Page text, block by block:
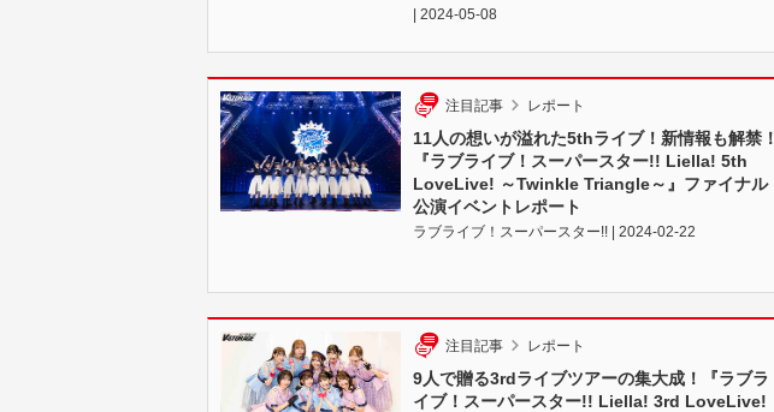
| 2024-05-08
注目記事 レポート
11人の想いが溢れた5thライブ！新情報も解禁！
『ラブライブ！スーパースター!! Liella! 5th
LoveLive! ～Twinkle Triangle～』ファイナル
公演イベントレポート
ラブライブ！スーパースター!! | 2024-02-22
注目記事 レポート
9人で贈る3rdライブツアーの集大成！『ラブラ
イブ！スーパースター!! Liella! 3rd LoveLive!